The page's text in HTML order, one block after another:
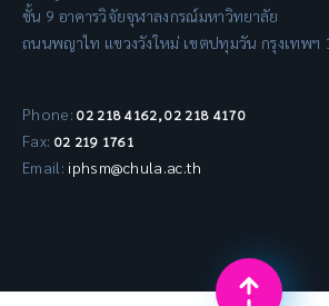
ชั้น 9 อาคารวิจัยจุฬาลงกรณ์มหาวิทยาลัย
ถนนพญาไท แขวงวังใหม่ เขตปทุมวัน กรุงเทพฯ
Phone: 02 218 4162, 02 218 4170
Fax: 02 219 1761
Email: iphsm@chula.ac.th